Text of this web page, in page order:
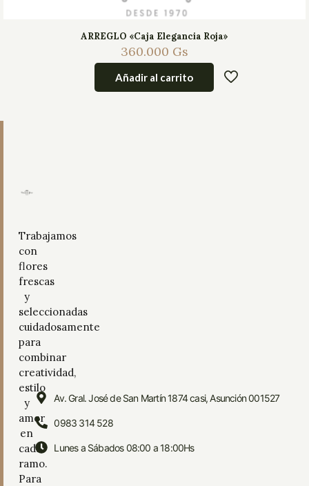
ARREGLO «Caja Elegancia Roja»
360.000 Gs
Añadir al carrito
Trabajamos
con
flores
frescas
y
seleccionadas
cuidadosamente
para
combinar
creatividad,
estilo
y
amor
en
cada
ramo.
Para
Av. Gral. José de San Martín 1874 casi, Asunción 001527
0983 314 528
Lunes a Sábados 08:00 a 18:00Hs